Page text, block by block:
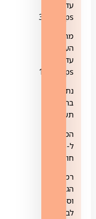
עד
300Mbps
מהירות
העלאה
עד
100Mbps
נתב
בתוספת
תשלום
המחיר
חודשים
רמות
הגנה
וסינון
לבחירה